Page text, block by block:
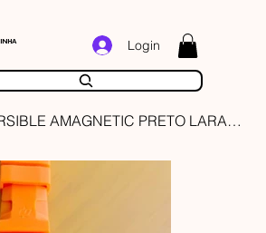
Login
PANERAI SUBMERSIBLE AMAGNETIC PRETO LARANJA 47MM